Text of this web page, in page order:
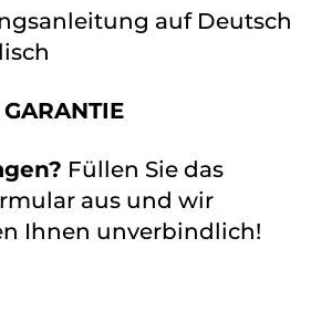
auf Deutsch
Füllen Sie das
aus und wir
Ihnen unverbindlich!